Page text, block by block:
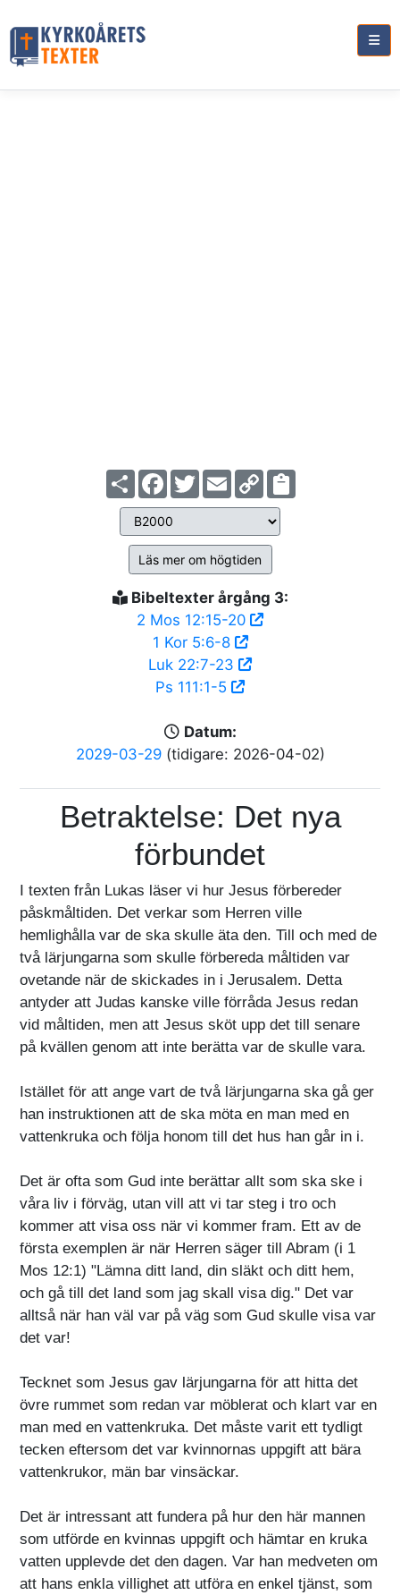
ShareFacebook
TwitterEmailCopy
Link
Läs mer om högtiden
Bibeltexter årgång 3:
2 Mos 12:15-20
1 Kor 5:6-8
Luk 22:7-23
Ps 111:1-5
Datum:
2029-03-29(tidigare: 2026-04-02)
Betraktelse: Det nya
förbundet
I texten från Lukas läser vi hur Jesus förbereder
påskmåltiden. Det verkar som Herren ville
hemlighålla var de ska skulle äta den. Till och med de
två lärjungarna som skulle förbereda måltiden var
ovetande när de skickades in i Jerusalem. Detta
antyder att Judas kanske ville förråda Jesus redan
vid måltiden, men att Jesus sköt upp det till senare
på kvällen genom att inte berätta var de skulle vara.
Istället för att ange vart de två lärjungarna ska gå ger
han instruktionen att de ska möta en man med en
vattenkruka och följa honom till det hus han går in i.
Det är ofta som Gud inte berättar allt som ska ske i
våra liv i förväg, utan vill att vi tar steg i tro och
kommer att visa oss när vi kommer fram. Ett av de
första exemplen är när Herren säger till Abram (i 1
Mos 12:1) "Lämna ditt land, din släkt och ditt hem,
och gå till det land som jag skall visa dig." Det var
alltså när han väl var på väg som Gud skulle visa var
det var!
Tecknet som Jesus gav lärjungarna för att hitta det
övre rummet som redan var möblerat och klart var en
man med en vattenkruka. Det måste varit ett tydligt
tecken eftersom det var kvinnornas uppgift att bära
vattenkrukor, män bar vinsäckar.
Det är intressant att fundera på hur den här mannen
som utförde en kvinnas uppgift och hämtar en kruka
vatten upplevde det den dagen. Var han medveten om
att hans enkla villighet att utföra en enkel tjänst, som